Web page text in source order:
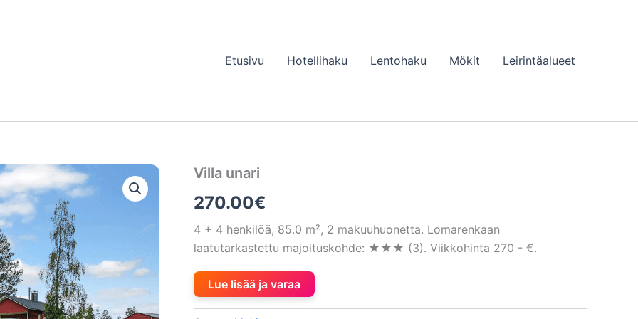
Etusivu Hotellihaku Lentohaku Mökit Leirintäalueet
Villa unari
270.00€
4 + 4 henkilöä, 85.0 m², 2 makuuhuonetta. Lomarenkaan
laatutarkastettu majoituskohde: ★★★ (3). Viikkohinta 270 - €.
Lue lisää ja varaa